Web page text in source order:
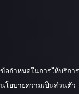
ข้อกำหนดในการให้บริการ
นโยบายความเป็นส่วนตัว